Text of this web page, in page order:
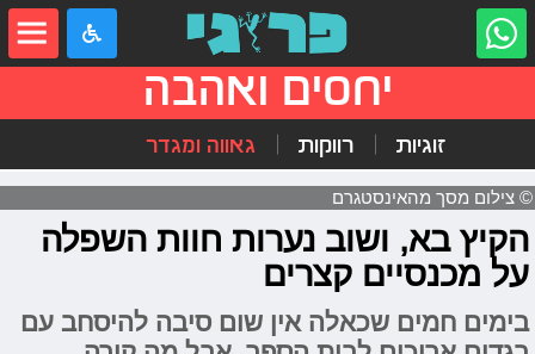
יחסים ואהבה
זוגיות רווקות גאווה ומגדר
© צילום מסך מהאינסטגרם
הקיץ בא, ושוב נערות חוות השפלה
על מכנסיים קצרים
בימים חמים שכאלה אין שום סיבה להיסחב עם